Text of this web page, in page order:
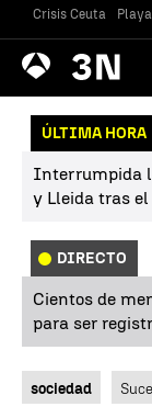
Crisis Ceuta
Antena
3 Noticias
ÚLTIMA HORA
Interrumpida
y Lleida tras
DIRECTO
Cientos de
para ser
sociedad